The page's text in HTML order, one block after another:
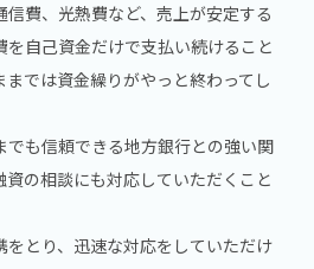
信費、光熱費など、売上が安定する
を自己資金だけで支払い続けること
では資金繰りがやっと終わってし
でも信頼できる地方銀行との強い関
の相談にも対応していただくこと
とり、迅速な対応をしていただけ